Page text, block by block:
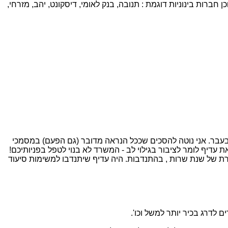
בינוניות דוגמת : תנובה, בנק לאומי, דיסקונט, יהב, מזרחי,
אני נוטה להסכים שככל הנראה מדובר (גם הפעם) במסמכי
לומר לציבור בגילוי לב - המשרד לא בנוי לטפל בפניותיכם!
של 5-6 צעירים שעוסקת בעבודה השחורה במסגרת של שנת שרות , בהתנדבות. היה עדיף שיתנדבו למשימות סיעוד
לדרג בכיר יותר למשל וכו'.